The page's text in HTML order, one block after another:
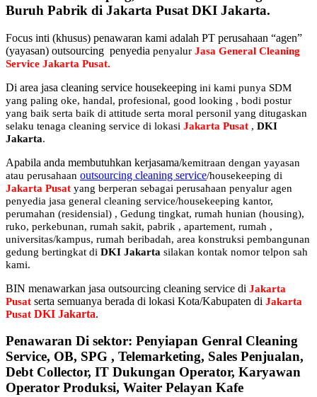
Buruh Pabrik di Jakarta Pusat DKI Jakarta.
Focus inti (khusus) penawaran kami adalah PT perusahaan “agen”
(yayasan) outsourcing penyedia penyalur Jasa General Cleaning
Service Jakarta Pusat.
Di area jasa cleaning service housekeeping ini kami punya SDM
yang paling oke, handal, profesional, good looking , bodi postur
yang baik serta baik di attitude serta moral personil yang ditugaskan
selaku tenaga cleaning service di lokasi Jakarta Pusat , DKI
Jakarta.
Apabila anda membutuhkan kerjasama/kemitraan dengan yayasan
atau perusahaan outsourcing cleaning service/housekeeping di
Jakarta Pusat yang berperan sebagai perusahaan penyalur agen
penyedia jasa general cleaning service/housekeeping kantor,
perumahan (residensial) , Gedung tingkat, rumah hunian (housing),
ruko, perkebunan, rumah sakit, pabrik , apartement, rumah ,
universitas/kampus, rumah beribadah, area konstruksi pembangunan
gedung bertingkat di DKI Jakarta silakan kontak nomor telpon sah
kami.
BIN menawarkan jasa outsourcing cleaning service di Jakarta
Pusat serta semuanya berada di lokasi Kota/Kabupaten di Jakarta
Pusat DKI Jakarta.
Penawaran Di sektor: Penyiapan Genral Cleaning
Service, OB, SPG , Telemarketing, Sales Penjualan,
Debt Collector, IT Dukungan Operator, Karyawan
Operator Produksi, Waiter Pelayan Kafe